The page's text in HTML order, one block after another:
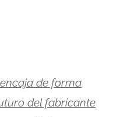
de forma
del fabricante